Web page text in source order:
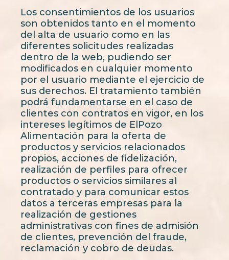
Los consentimientos de los usuarios
son obtenidos tanto en el momento
del alta de usuario como en las
diferentes solicitudes realizadas
dentro de la web, pudiendo ser
modificados en cualquier momento
por el usuario mediante el ejercicio de
sus derechos. El tratamiento también
podrá fundamentarse en el caso de
clientes con contratos en vigor, en los
intereses legítimos de ElPozo
Alimentación para la oferta de
productos y servicios relacionados
propios, acciones de fidelización,
realización de perfiles para ofrecer
productos o servicios similares al
contratado y para comunicar estos
datos a terceras empresas para la
realización de gestiones
administrativas con fines de admisión
de clientes, prevención del fraude,
reclamación y cobro de deudas.